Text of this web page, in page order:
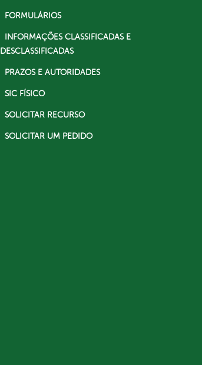
FORMULÁRIOS
INFORMAÇÕES CLASSIFICADAS E
DESCLASSIFICADAS
PRAZOS E AUTORIDADES
SIC FÍSICO
SOLICITAR RECURSO
SOLICITAR UM PEDIDO